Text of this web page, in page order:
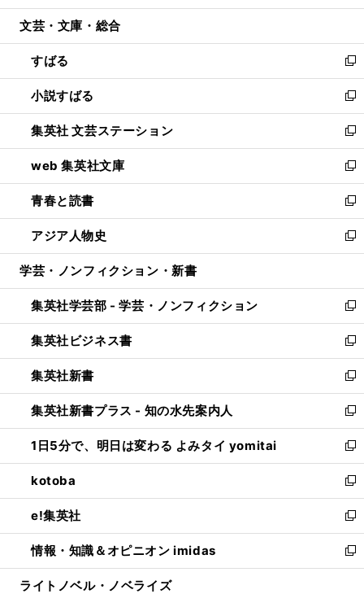
開
ウ
開
く
ン
ウ
で
開
く
ウ
ン
ド
ウ
で
開
く
文芸・文庫・総合
すばる
新
し
い
ウ
ィ
ン
ド
ウ
で
開
く
小説すばる
新
し
い
ウ
ィ
ン
ド
ウ
で
開
集英社 文芸ステーション
新
し
い
ウ
ィ
ン
ド
ウ
開
く
web 集英社文庫
新
し
い
ウ
ィ
ン
ウ
で
開
く
青春と読書
新
し
い
ウ
ン
ド
ウ
で
開
く
アジア人物史
新
し
ウ
ィ
ン
ド
ウ
で
開
く
学芸・ノンフィクション・新書
集英社学芸部 - 学芸・ノンフィクション
新
し
い
ウ
ィ
ン
ド
ウ
で
開
く
集英社ビジネス書
新
し
い
ウ
ィ
ン
ド
ウ
で
開
く
集英社新書
新
し
い
ウ
ィ
ン
ド
ウ
で
開
く
集英社新書プラス - 知の水先案内人
新
し
い
ウ
ィ
ン
ド
ウ
で
開
1日5分で、明日は変わる よみタイ yomitai
新
し
い
ウ
ィ
ン
ド
ウ
kotoba
新
し
い
ウ
ィ
ン
e!集英社
新
し
い
ウ
情報・知識＆オピニオン imidas
新
し
ライトノベル・ノベライズ